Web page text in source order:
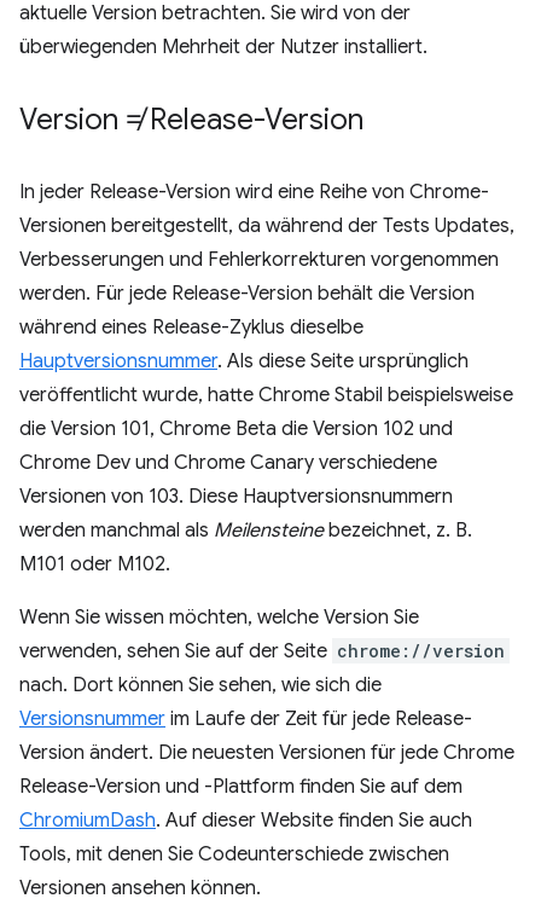
aktuelle Version betrachten. Sie wird von der
überwiegenden Mehrheit der Nutzer installiert.
Version ≠ Release-Version
In jeder Release-Version wird eine Reihe von Chrome-
Versionen bereitgestellt, da während der Tests Updates,
Verbesserungen und Fehlerkorrekturen vorgenommen
werden. Für jede Release-Version behält die Version
während eines Release-Zyklus dieselbe
Hauptversionsnummer. Als diese Seite ursprünglich
veröffentlicht wurde, hatte Chrome Stabil beispielsweise
die Version 101, Chrome Beta die Version 102 und
Chrome Dev und Chrome Canary verschiedene
Versionen von 103. Diese Hauptversionsnummern
werden manchmal als Meilensteinebezeichnet, z. B.
M101 oder M102.
Wenn Sie wissen möchten, welche Version Sie
verwenden, sehen Sie auf der Seite chrome://version
nach. Dort können Sie sehen, wie sich die
Versionsnummer im Laufe der Zeit für jede Release-
Version ändert. Die neuesten Versionen für jede Chrome
Release-Version und -Plattform finden Sie auf dem
ChromiumDash. Auf dieser Website finden Sie auch
Tools, mit denen Sie Codeunterschiede zwischen
Versionen ansehen können.